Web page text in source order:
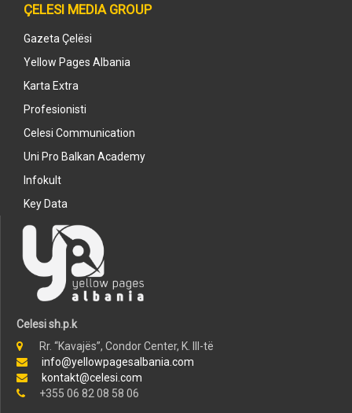
ÇELESI MEDIA GROUP
Gazeta Çelësi
Yellow Pages Albania
Karta Extra
Profesionisti
Celesi Communication
Uni Pro Balkan Academy
Infokult
Key Data
Celesi sh.p.k
Rr. “Kavajës”, Condor Center, K. III-të
info@yellowpagesalbania.com
kontakt@celesi.com
+355 06 82 08 58 06